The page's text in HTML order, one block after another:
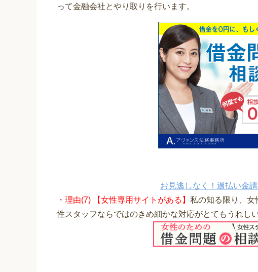
って金融会社とやり取りを行います。
お見逃しなく！過払い金
・理由(7) 【女性専用サイトがある】 私の知る限り、女
性スタッフならではのきめ細かな対応がとてもうれし